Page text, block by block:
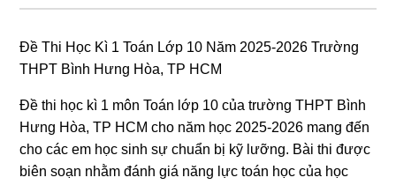
Đề Thi Học Kì 1 Toán Lớp 10 Năm 2025-2026 Trường
THPT Bình Hưng Hòa, TP HCM
Đề thi học kì 1 môn Toán lớp 10 của trường THPT Bình
Hưng Hòa, TP HCM cho năm học 2025-2026 mang đến
cho các em học sinh sự chuẩn bị kỹ lưỡng. Bài thi được
biên soạn nhằm đánh giá năng lực toán học của học